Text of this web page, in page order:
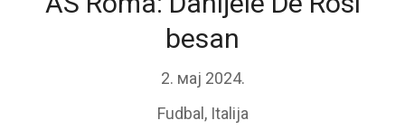
besan
2. мај 2024.
Fudbal , Italija